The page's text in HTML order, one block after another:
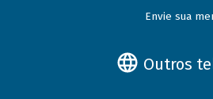
Envie sua
Outros